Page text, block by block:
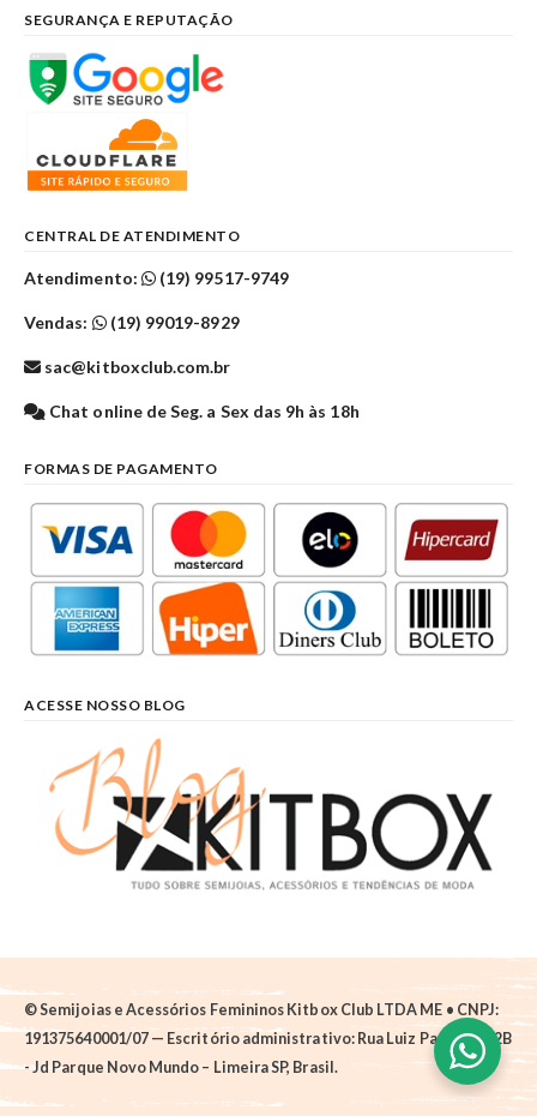
SEGURANÇA E REPUTAÇÃO
CENTRAL DE ATENDIMENTO
Atendimento: (19) 99517-9749
Vendas: (19) 99019-8929
sac@kitboxclub.com.br
Chat online de Seg. a Sex das 9h às 18h
FORMAS DE PAGAMENTO
ACESSE NOSSO BLOG
© Semijoias e Acessórios Femininos Kitbox Club LTDA ME • CNPJ:
191375640001/07 — Escritório administrativo: Rua Luiz Pantano, 62B
- Jd Parque Novo Mundo – Limeira SP, Brasil.